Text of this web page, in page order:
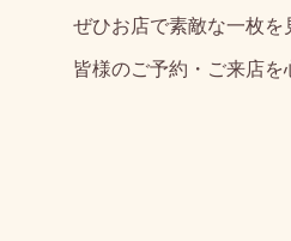
ぜひお店で素敵な一枚を
皆様のご予約・ご来店を